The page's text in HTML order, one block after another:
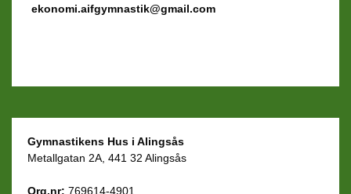
ekonomi.aifgymnastik@gmail.com
Gymnastikens Hus i Alingsås
Metallgatan 2A, 441 32 Alingsås
Org.nr: 769614-4901